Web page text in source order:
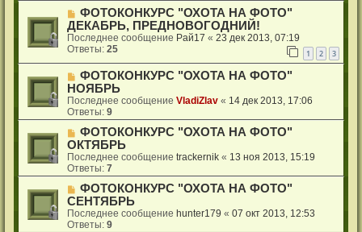
ФОТОКОНКУРС "ОХОТА НА ФОТО"
ДЕКАБРЬ, ПРЕДНОВОГОДНИЙ!
Последнее сообщение Рай17 «23 дек 2013, 07:19
Ответы:25 1 2 3
ФОТОКОНКУРС "ОХОТА НА ФОТО"
НОЯБРЬ
Последнее сообщениеVladiZlav « 14 дек 2013, 17:06
Ответы:9
ФОТОКОНКУРС "ОХОТА НА ФОТО"
ОКТЯБРЬ
Последнее сообщениеtrackernik « 13 ноя 2013, 15:19
Ответы:7
ФОТОКОНКУРС "ОХОТА НА ФОТО"
СЕНТЯБРЬ
Последнее сообщение hunter179 «07 окт 2013, 12:53
Ответы:9